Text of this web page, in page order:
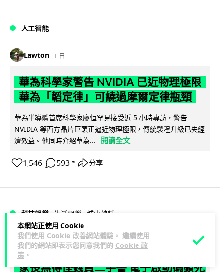
本網站正使用 Cookie
我們使用 Cookie 改善網站體驗。 繼續使用
我們的網站即表示您同意我們的 Cookie 政
策 。
人工智能
Lawton 1 日
華為科學家警告 NVIDIA 已近物理極限
華為「韜定律」可繞過摩爾定律瓶頸
華為半導體首席科學家廖恒罕見接受近 5 小時專訪，警告
NVIDIA 等西方晶片巨頭正逼近物理極限，傳統製程升級已失經
濟效益。他同時介紹華為...
閱讀全文
1,546 593 ↗ 分享
科技娛樂 生活娛樂 城中熱話
Lawton 1 日
家長無得慳錢買二手書 電子啟動碼鎖死